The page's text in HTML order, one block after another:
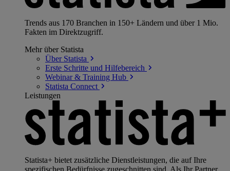
Trends aus 170 Branchen in 150+ Ländern und über 1 Mio.
Fakten im Direktzugriff.
Mehr über Statista
Über Statista
Erste Schritte und Hilfebereich
Webinar & Training Hub
Statista Connect
Leistungen
Statista+ bietet zusätzliche Dienstleistungen, die auf Ihre
spezifischen Bedürfnisse zugeschnitten sind. Als Ihr Partner